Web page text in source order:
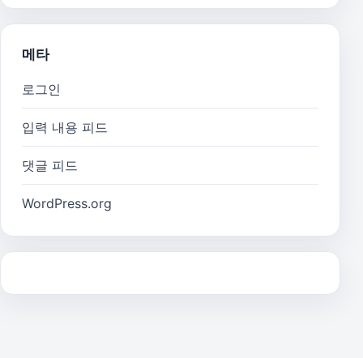
메타
로그인
입력 내용 피드
댓글 피드
WordPress.org